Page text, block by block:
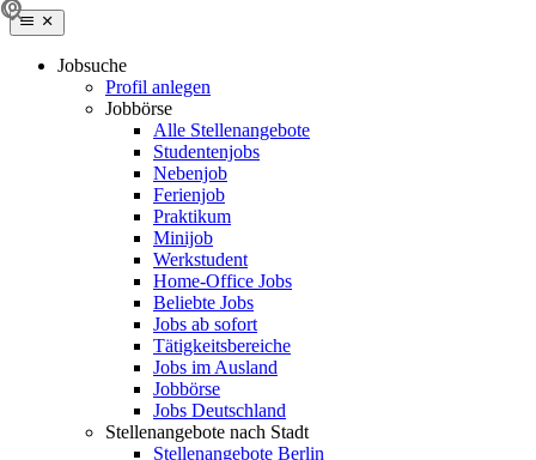
Jobsuche
Profil anlegen
Jobbörse
Alle Stellenangebote
Studentenjobs
Nebenjob
Ferienjob
Praktikum
Minijob
Werkstudent
Home-Office Jobs
Beliebte Jobs
Jobs ab sofort
Tätigkeitsbereiche
Jobs im Ausland
Jobbörse
Jobs Deutschland
Stellenangebote nach Stadt
Stellenangebote Berlin